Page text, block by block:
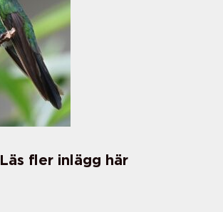
Läs fler inlägg här